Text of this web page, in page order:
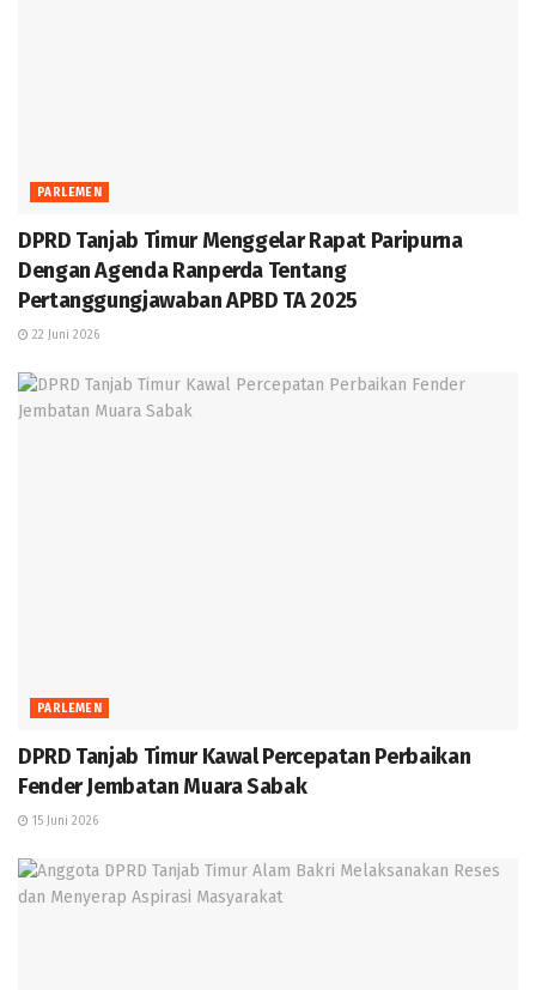
PARLEMEN
DPRD Tanjab Timur Menggelar Rapat Paripurna
Dengan Agenda Ranperda Tentang
Pertanggungjawaban APBD TA 2025
22 Juni 2026
PARLEMEN
DPRD Tanjab Timur Kawal Percepatan Perbaikan
Fender Jembatan Muara Sabak
15 Juni 2026